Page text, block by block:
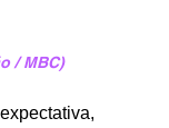
/ MBC)